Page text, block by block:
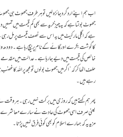
اب ہم اپنے اردگرد جائزہ لیں تو ہر طرف جھوٹ ہی
جھوٹ بولتا ہے کہ یہ چیز خرید سے بھی کم قیمت میں تمہیں
ہے کہ اگلی مارکیٹ میں یہ اس سے نصف قیمت پر مل
کا گوشت بکرے اور گائے کے نام پر بیچ رہا ہے۔ دودھ
خالص کی قیمت میں دیے جا رہا ہے۔ عدالت میں مقدمے
حلف اٹھا کر کہ ”اگر میں جھوٹ بولوں تو مجھ پر اللہ
رہے ہیں۔
پھر ہم کہتے ہیں کہ روزی میں برکت نہیں رہی۔ ہر وقت
یعنی صرف اسی جھوٹ کی عادت نے سارے معاشرے میں
مزید یہ کہ ہمارے اسلام کو بھی کوئی فرق نہیں پڑتا۔